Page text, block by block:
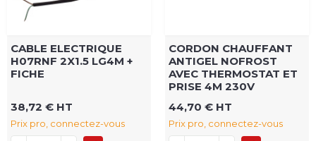
CABLE ELECTRIQUE
H07RNF 2X1.5 LG4M +
FICHE
38,72 € HT
Prix pro, connectez-vous
CORDON CHAUFFANT
ANTIGEL NOFROST
AVEC THERMOSTAT ET
PRISE 4M 230V
44,70 € HT
Prix pro, connectez-vous